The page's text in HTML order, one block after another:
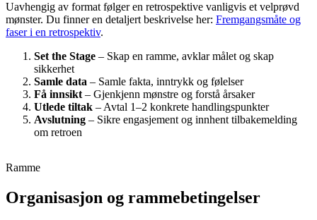
Uavhengig av format følger en retrospektive vanligvis et velprøvd
mønster. Du finner en detaljert beskrivelse her: Fremgangsmåte og
faser i en retrospektiv.
Set the Stage – Skap en ramme, avklar målet og skap
sikkerhet
Samle data – Samle fakta, inntrykk og følelser
Få innsikt – Gjenkjenn mønstre og forstå årsaker
Utlede tiltak – Avtal 1–2 konkrete handlingspunkter
Avslutning – Sikre engasjement og innhent tilbakemelding
om retroen
Ramme
Organisasjon og rammebetingelser